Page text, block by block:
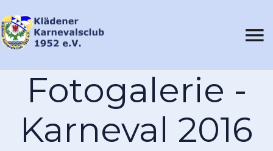
Fotogalerie -
Karneval 2016